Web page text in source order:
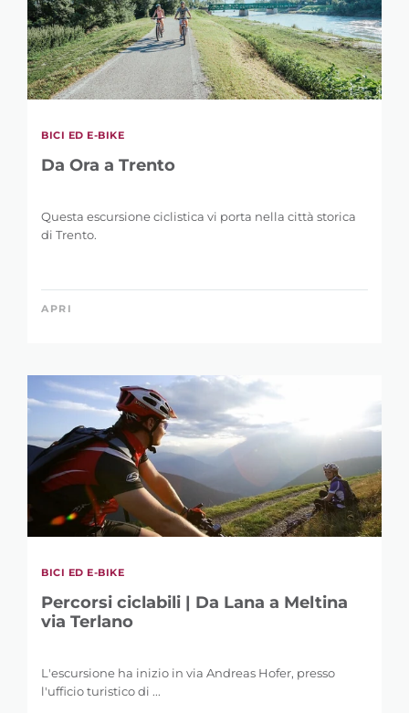
BICI ED E-BIKE
Da Ora a Trento
Questa escursione ciclistica vi porta nella città storica
di Trento.
APRI
BICI ED E-BIKE
Percorsi ciclabili | Da Lana a Meltina
via Terlano
L'escursione ha inizio in via Andreas Hofer, presso
l'ufficio turistico di ...